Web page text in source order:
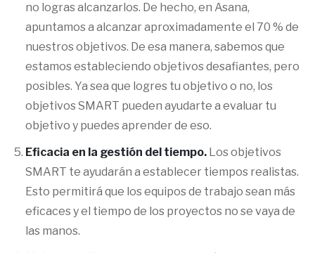
no logras alcanzarlos. De hecho, en Asana,
apuntamos a alcanzar aproximadamente el 70 % de
nuestros objetivos. De esa manera, sabemos que
estamos estableciendo objetivos desafiantes, pero
posibles. Ya sea que logres tu objetivo o no, los
objetivos SMART pueden ayudarte a evaluar tu
objetivo y puedes aprender de eso.
Eficacia en la gestión del tiempo. Los objetivos
SMART te ayudarán a establecer tiempos realistas.
Esto permitirá que los equipos de trabajo sean más
eficaces y el tiempo de los proyectos no se vaya de
las manos.